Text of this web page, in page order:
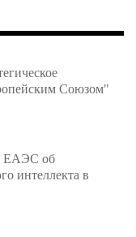
Союзом"
ЕАЭС об
интеллекта в